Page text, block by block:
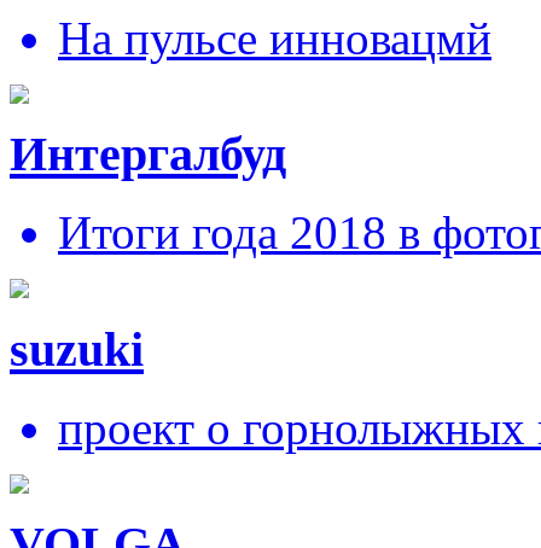
На пульсе инновацмй
Интергалбуд
Итоги года 2018 в
suzuki
проект о горнолыжных